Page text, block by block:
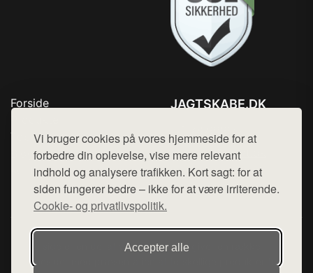
Vi bruger cookies på vores hjemmeside for at
forbedre din oplevelse, vise mere relevant
indhold og analysere trafikken. Kort sagt: for at
siden fungerer bedre – ikke for at være irriterende.
Cookie- og privatlivspolitik.
Accepter alle
Forside
Top Rabatter
Blog
Kontakt
JAGTSKABE.DK
Mail: hej@want.dk
Cookie- og privatlivspolitik
Denne side er en del af want.dk, der udgiver en række
hjemmesider med præsentation af forskellige produkter fra